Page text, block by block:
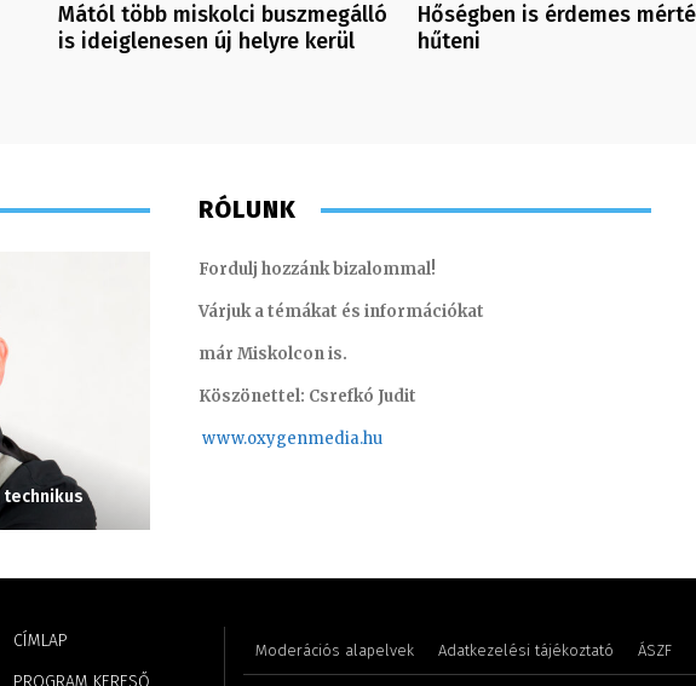
Mától több miskolci buszmegálló
is ideiglenesen új helyre kerül
Hőségben is érdemes
hűteni
technikus
RÓLUNK
Fordulj hozzánk bizalommal!
Várjuk a témákat és információkat
már Miskolcon is.
Köszönettel: Csrefkó Judit
www.oxygenmedia.hu
CÍMLAP
Moderációs alapelvek Adatkezelési tájékoztató ÁSZF